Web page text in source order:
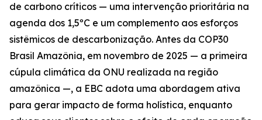
de carbono críticos — uma intervenção prioritária na
agenda dos 1,5ºC e um complemento aos esforços
sistêmicos de descarbonização. Antes da COP30
Brasil Amazônia, em novembro de 2025 — a primeira
cúpula climática da ONU realizada na região
amazônica —, a EBC adota uma abordagem ativa
para gerar impacto de forma holística, enquanto